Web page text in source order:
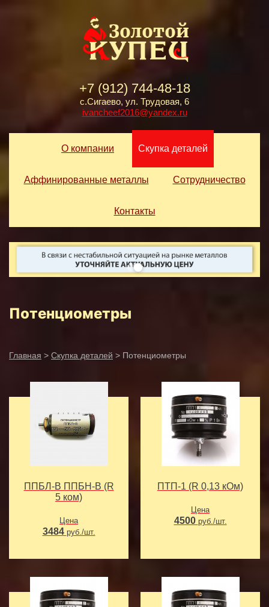
+7 (912) 744-48-18
с.Сигаево, ул. Трудовая, 6
ivancheef2016@yandex.ru
О компании Скупка деталей
Аффинированные металлы Сотрудничество
Контакты
Потенциометры
Главная > Скупка деталей > Потенциометры
ППБЛ-В ППБН-В (R
5 ком)
Цена
3484 руб./шт.
ПТП-1 (R 0,13 кОм)
Цена
4500 руб./шт.